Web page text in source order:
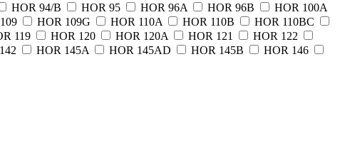
HOR 94/B HOR 95 HOR 96A HOR 96B
HOR 100A
HOR 109G HOR 110A HOR 110B
HOR 110BC
119 HOR 120 HOR 120A HOR 121
HOR 122
HOR 145A HOR 145AD HOR 145B
HOR 146
Alle akzeptieren